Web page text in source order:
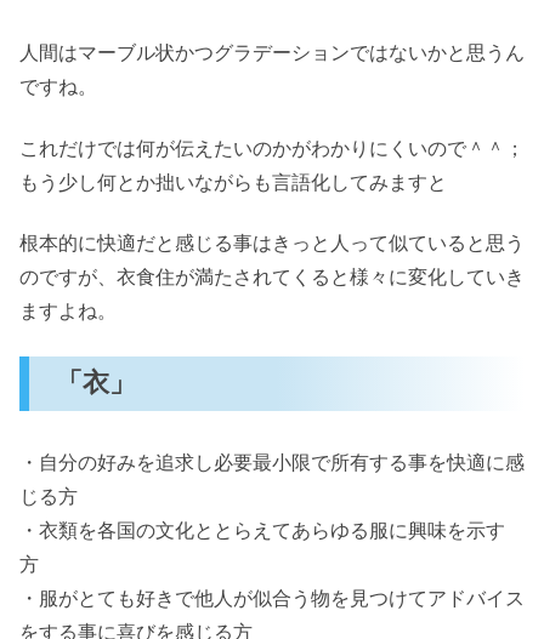
人間はマーブル状かつグラデーションではないかと思うん
ですね。
これだけでは何が伝えたいのかがわかりにくいので＾＾；
もう少し何とか拙いながらも言語化してみますと
根本的に快適だと感じる事はきっと人って似ていると思う
のですが、衣食住が満たされてくると様々に変化していき
ますよね。
「衣」
・自分の好みを追求し必要最小限で所有する事を快適に感
じる方
・衣類を各国の文化ととらえてあらゆる服に興味を示す
方
・服がとても好きで他人が似合う物を見つけてアドバイス
をする事に喜びを感じる方